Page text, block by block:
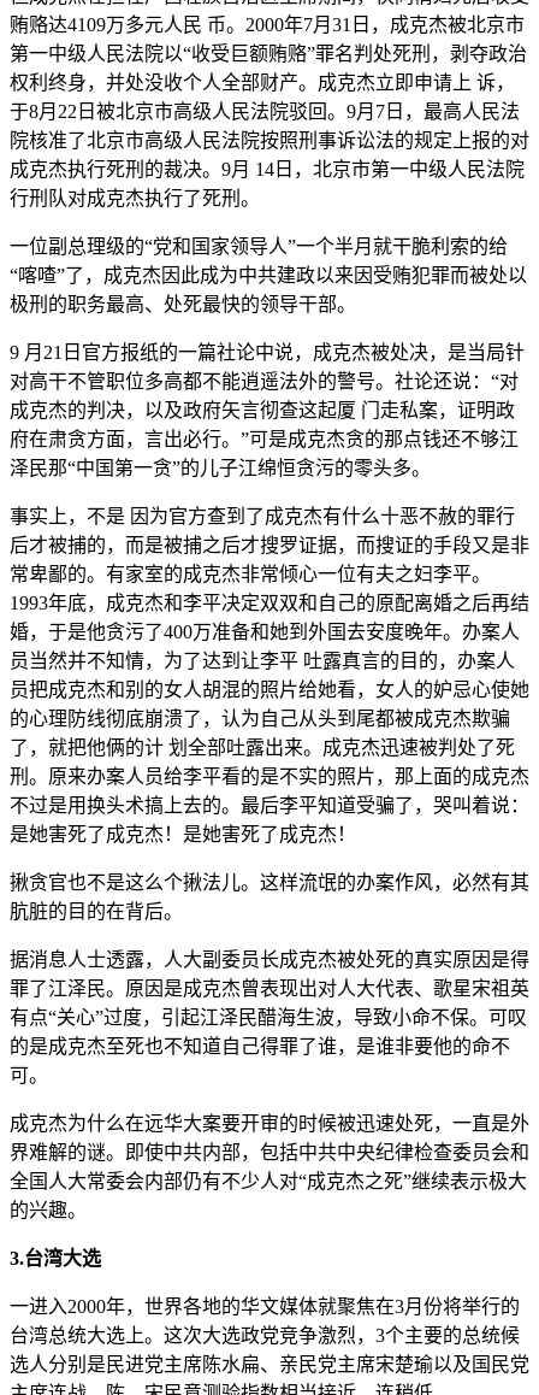
贿赂达4109万多元人民 币。2000年7月31日，成克杰被北京市
第一中级人民法院以“收受巨额贿赂”罪名判处死刑，剥夺政治
权利终身，并处没收个人全部财产。成克杰立即申请上 诉，
于8月22日被北京市高级人民法院驳回。9月7日，最高人民法
院核准了北京市高级人民法院按照刑事诉讼法的规定上报的对
成克杰执行死刑的裁决。9月 14日，北京市第一中级人民法院
行刑队对成克杰执行了死刑。
一位副总理级的“党和国家领导人”一个半月就干脆利索的给
“喀喳”了，成克杰因此成为中共建政以来因受贿犯罪而被处以
极刑的职务最高、处死最快的领导干部。
9 月21日官方报纸的一篇社论中说，成克杰被处决，是当局针
对高干不管职位多高都不能逍遥法外的警号。社论还说：“对
成克杰的判决，以及政府矢言彻查这起厦 门走私案，证明政
府在肃贪方面，言出必行。”可是成克杰贪的那点钱还不够江
泽民那“中国第一贪”的儿子江绵恒贪污的零头多。
事实上，不是 因为官方查到了成克杰有什么十恶不赦的罪行
后才被捕的，而是被捕之后才搜罗证据，而搜证的手段又是非
常卑鄙的。有家室的成克杰非常倾心一位有夫之妇李平。
1993年底，成克杰和李平决定双双和自己的原配离婚之后再结
婚，于是他贪污了400万准备和她到外国去安度晚年。办案人
员当然并不知情，为了达到让李平 吐露真言的目的，办案人
员把成克杰和别的女人胡混的照片给她看，女人的妒忌心使她
的心理防线彻底崩溃了，认为自己从头到尾都被成克杰欺骗
了，就把他俩的计 划全部吐露出来。成克杰迅速被判处了死
刑。原来办案人员给李平看的是不实的照片，那上面的成克杰
不过是用换头术搞上去的。最后李平知道受骗了，哭叫着说：
是她害死了成克杰！是她害死了成克杰！
揪贪官也不是这么个揪法儿。这样流氓的办案作风，必然有其
肮脏的目的在背后。
据消息人士透露，人大副委员长成克杰被处死的真实原因是得
罪了江泽民。原因是成克杰曾表现出对人大代表、歌星宋祖英
有点“关心”过度，引起江泽民醋海生波，导致小命不保。可叹
的是成克杰至死也不知道自己得罪了谁，是谁非要他的命不
可。
成克杰为什么在远华大案要开审的时候被迅速处死，一直是外
界难解的谜。即使中共内部，包括中共中央纪律检查委员会和
全国人大常委会内部仍有不少人对“成克杰之死”继续表示极大
的兴趣。
3.台湾大选
一进入2000年，世界各地的华文媒体就聚焦在3月份将举行的
台湾总统大选上。这次大选政党竞争激烈，3个主要的总统候
选人分别是民进党主席陈水扁、亲民党主席宋楚瑜以及国民党